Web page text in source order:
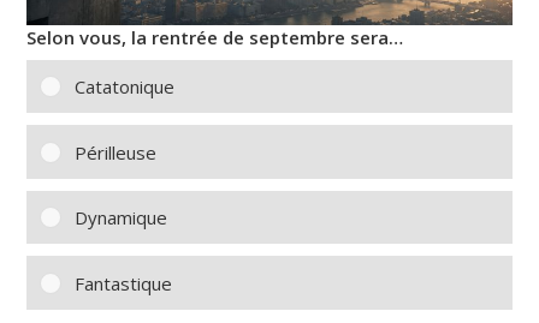
Selon vous, la rentrée de septembre sera…
Catatonique
Périlleuse
Dynamique
Fantastique